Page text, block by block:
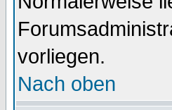
vorliegen.
Nach oben